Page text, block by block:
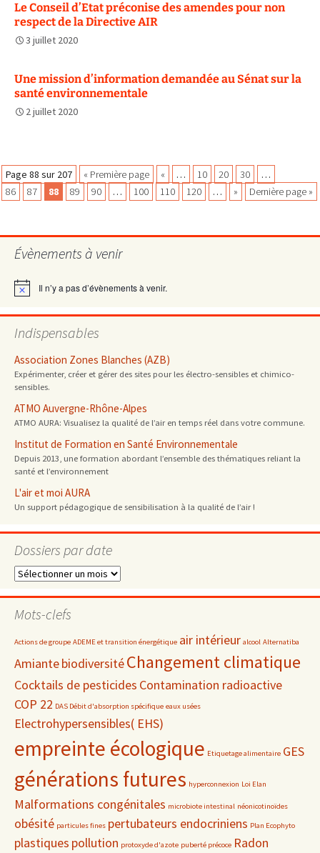
Le Conseil d’Etat préconise des amendes pour non
respect de la Directive AIR
3 juillet 2020
Une mission d’information demandée au Sénat sur la
santé environnementale
2 juillet 2020
Navigation
des
articles
Page 88 sur 207 « Première page « … 10 20 30
…
86
87 88 89 90 … 100 110 120 … » Dernière page »
Évènements à venir
Notice Il n’y a pas d’évènements à venir.
Indispensables
Association Zones Blanches (AZB)
Expérimenter, créer et gérer des sites pour les électro-sensibles et chimico-
sensibles.
ATMO Auvergne-Rhône-Alpes
ATMO AURA: Visualisez la qualité de l’air en temps réel dans votre commune.
Institut de Formation en Santé Environnementale
Depuis 2013, une formation abordant l’ensemble des thématiques reliant la
santé et l’environnement
L'air et moi AURA
Un support pédagogique de sensibilisation à la qualité de l’air !
Dossiers par date
Dossiers
date
Mots-clefs
Actions de groupe ADEME et transition énergétique air intérieur alcool Alternatiba
AmiantebiodiversitéChangement climatique
Cocktails de pesticides Contamination radioactive
COP 22 DAS Débit d'absorption spécifique eaux usées
Electrohypersensibles( EHS)
empreinte écologique Etiquetage alimentaire GES
générations futures hyperconnexion Loi Elan
Malformations congénitales microbiote intestinal néonicotinoïdes
obésité particules fines pertubateurs endocriniens Plan Ecophyto
plastiques pollution protoxyde d'azote puberté précoce Radon